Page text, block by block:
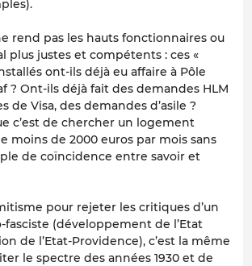
rend pas les hauts fonctionnaires ou
plus justes et compétents : ces «
ont-ils déjà eu affaire à Pôle
? Ont-ils déjà fait des demandes HLM
de Visa, des demandes d’asile ?
c’est de chercher un logement
moins de 2000 euros par mois sans
de coïncidence entre savoir et
pour rejeter les critiques d’un
fasciste (développement de l’Etat
de l’Etat-Providence), c’est la même
le spectre des années 1930 et de